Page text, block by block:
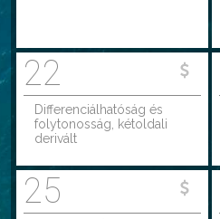
22
Differenciálhatóság és
folytonosság, kétoldali
derivált
25